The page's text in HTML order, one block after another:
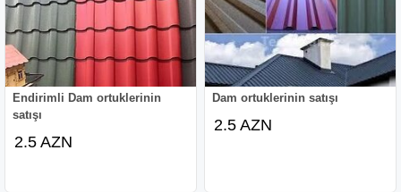
Endirimli Dam ortuklerinin
satışı
2.5 AZN
Dam ortuklerinin satışı
2.5 AZN